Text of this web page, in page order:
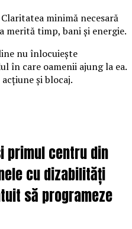
minimă necesară
merită timp, bani și energie.
nu înlocuiește
în care oamenii ajung la ea.
și blocaj.
primul centru din
cu dizabilități
să programeze